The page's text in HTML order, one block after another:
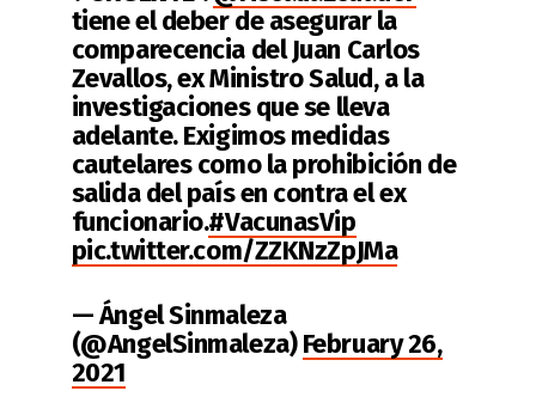
tiene el deber de asegurar la
comparecencia del Juan Carlos
Zevallos, ex Ministro Salud, a la
investigaciones que se lleva
adelante. Exigimos medidas
cautelares como la prohibición de
salida del país en contra el ex
funcionario.#VacunasVip
pic.twitter.com/ZZKNzZpJMa
— Ángel Sinmaleza
(@AngelSinmaleza)February 26,
2021